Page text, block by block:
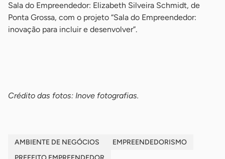
Sala do Empreendedor: Elizabeth Silveira Schmidt, de
Ponta Grossa, com o projeto “Sala do Empreendedor:
inovação para incluir e desenvolver”.
Crédito das fotos: Inove fotografias.
AMBIENTE DE NEGÓCIOS
EMPREENDEDORISMO